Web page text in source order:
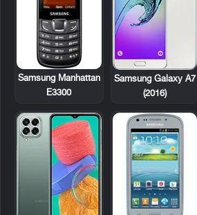
Samsung Galaxy A7
(2016)
Samsung Manhattan
E3300